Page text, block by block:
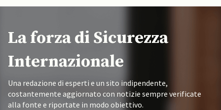
La forza di Sicurezza
Internazionale
Una redazione di esperti e un sito indipendente,
costantemente aggiornato con notizie sempre verificate
alla fonte e riportate in modo obiettivo.